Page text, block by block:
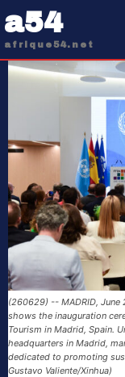
a54
afrique54.net
(260629) -- MADRID,
shows the inauguration
Tourism in Madrid, Spain.
headquarters in Madrid,
dedicated to promoting
Gustavo Valiente/Xinhua)